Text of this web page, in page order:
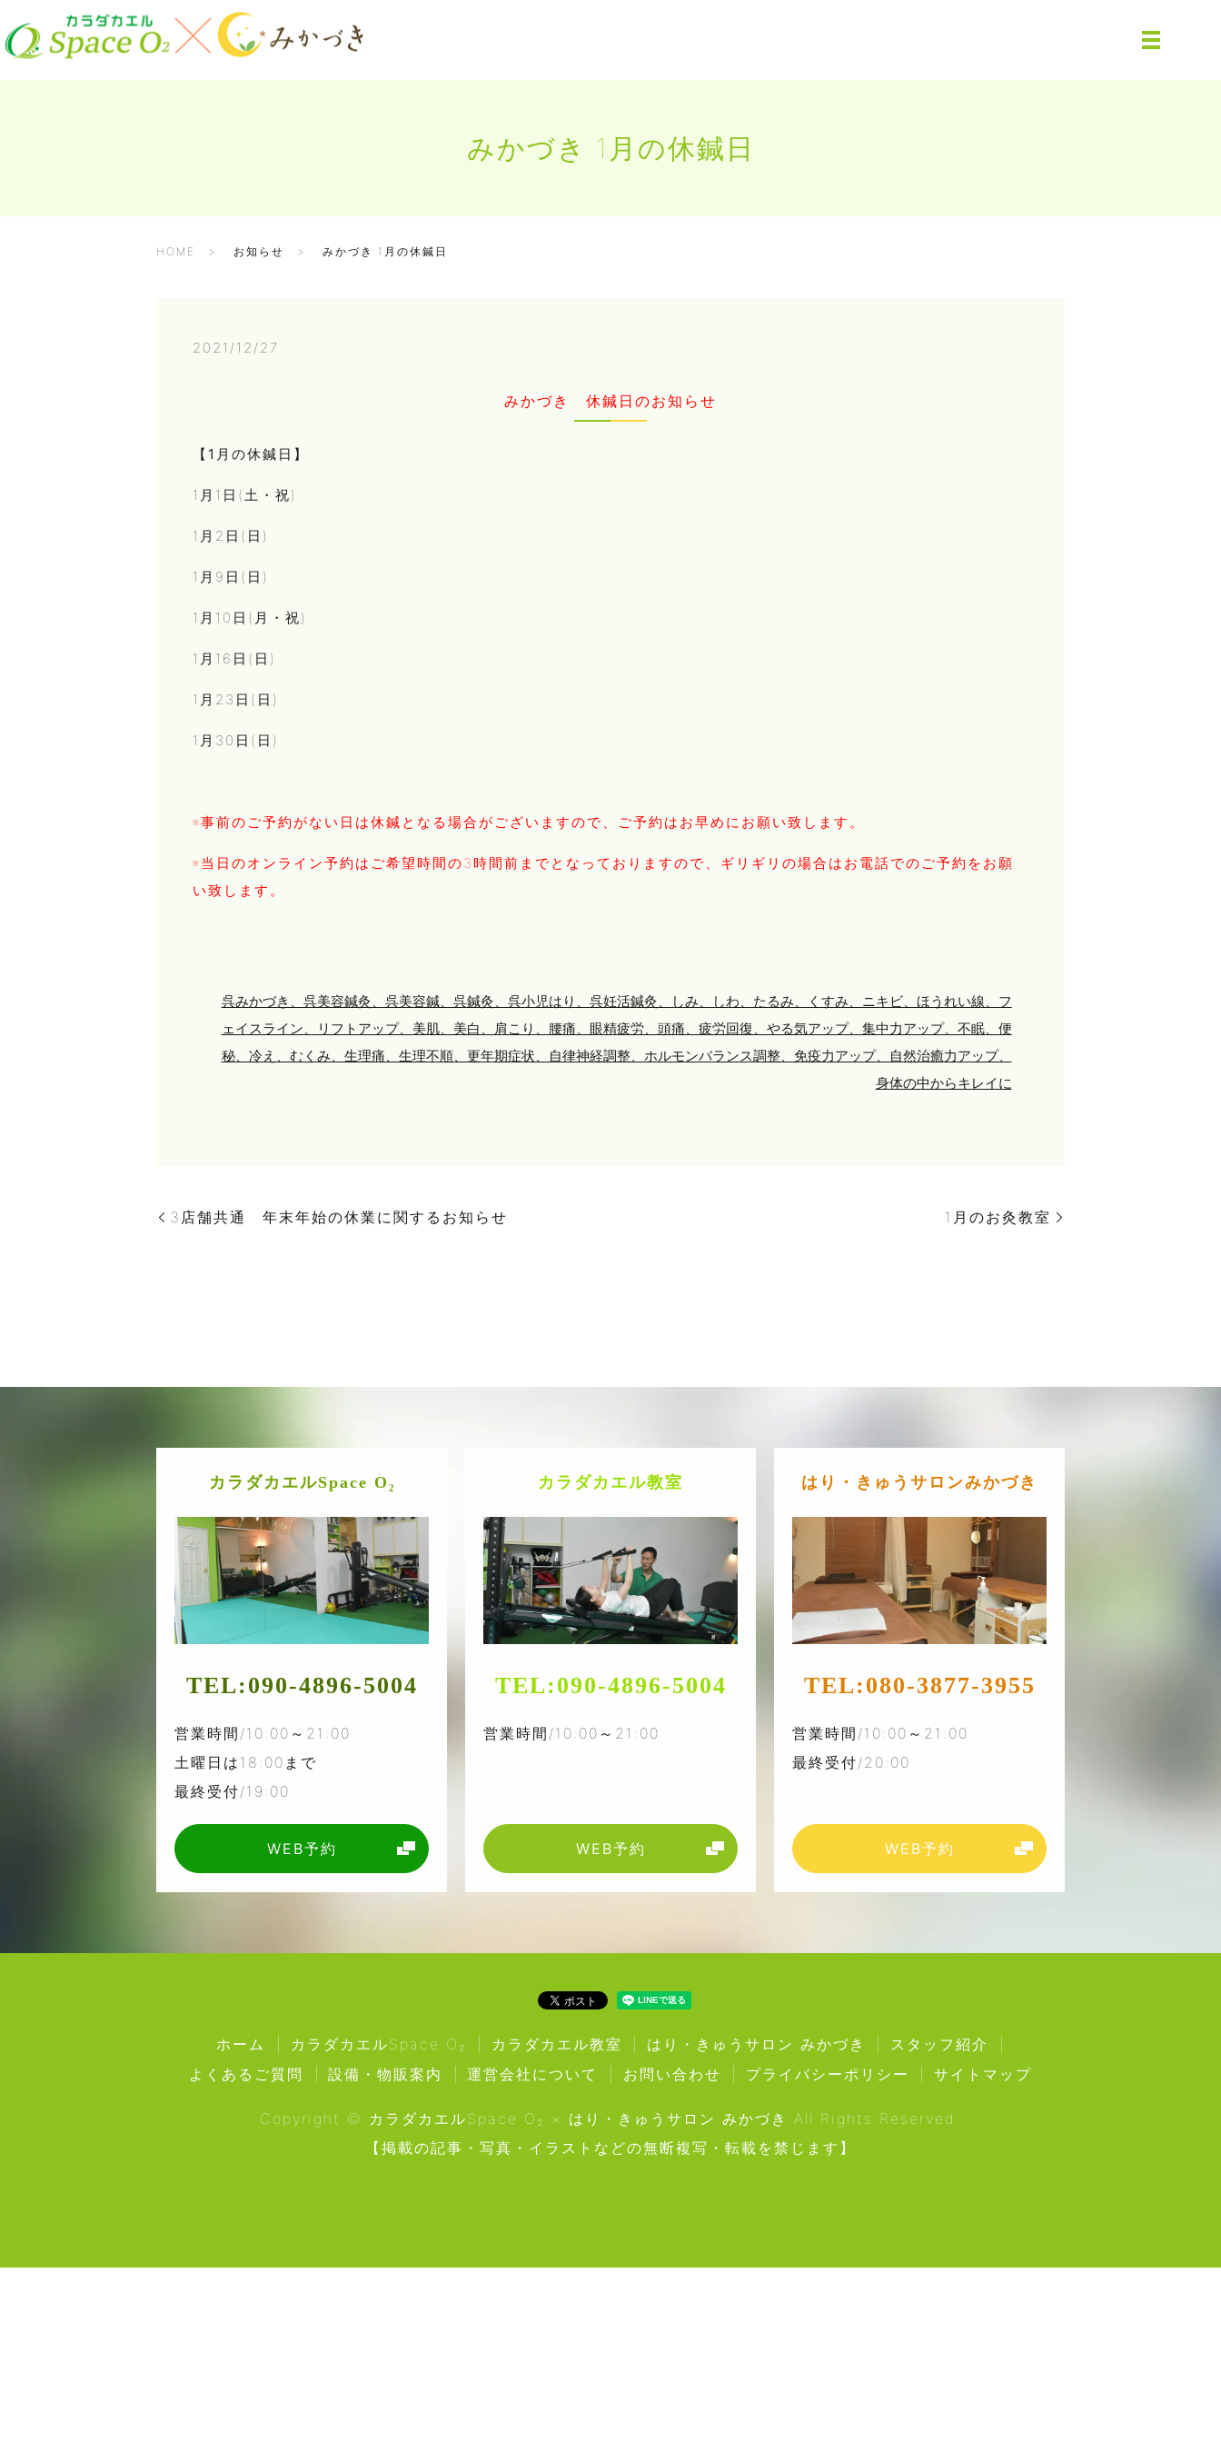
みかづき 1月の休鍼日
HOME お知らせ みかづき 1月の休鍼日
2021/12/27
みかづき 休鍼日のお知らせ
【1月の休鍼日】
1月1日(土・祝)
1月2日(日)
1月9日(日)
1月10日(月・祝)
1月16日(日)
1月23日(日)
1月30日(日)
※事前のご予約がない日は休鍼となる場合がございますので、ご予約はお早めにお願い致します。
※当日のオンライン予約はご希望時間の3時間前までとなっておりますので、ギリギリの場合はお電話でのご予約をお願
い致します。
呉みかづき、呉美容鍼灸、呉美容鍼、呉鍼灸、呉小児はり、呉妊活鍼灸、しみ、しわ、たるみ、くすみ、ニキビ、ほうれい線、フ
ェイスライン、リフトアップ、美肌、美白、肩こり、腰痛、眼精疲労、頭痛、疲労回復、やる気アップ、集中力アップ、不眠、便
秘、冷え、むくみ、生理痛、生理不順、更年期症状、自律神経調整、ホルモンバランス調整、免疫力アップ、自然治癒力アップ、
身体の中からキレイに
3店舗共通 年末年始の休業に関するお知らせ 1月のお灸教室
カラダカエルSpace O₂
TEL:090-4896-5004
営業時間/10:00～21:00
土曜日は18:00まで
最終受付/19:00
WEB予約
カラダカエル教室
TEL:090-4896-5004
営業時間/10:00～21:00
WEB予約
はり・きゅうサロンみかづき
TEL:080-3877-3955
営業時間/10:00～21:00
最終受付/20:00
WEB予約
ホーム カラダカエルSpace O₂ カラダカエル教室 はり・きゅうサロン みかづき
スタッフ紹介
よくあるご質問
設備・物販案内 運営会社について お問い合わせ プライバシーポリシー サイトマップ
Copyright © カラダカエルSpace O₂ × はり・きゅうサロン みかづき All Rights Reserved.
【掲載の記事・写真・イラストなどの無断複写・転載を禁じます】